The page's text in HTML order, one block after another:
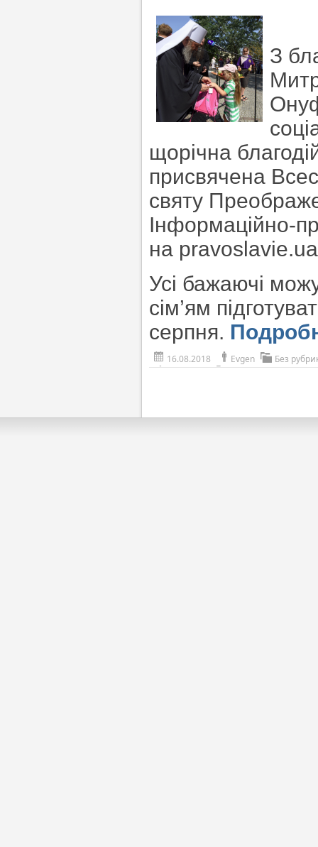
З
щорічна
присвячена
святу
Інформаційно-
на
Усі бажаючі
сім’ям
серпня.
16.08.2018 Evgen Без